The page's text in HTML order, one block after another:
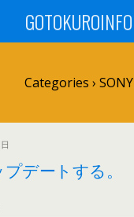
GOTOKUROINFO
Categories › SONY
プデートする。